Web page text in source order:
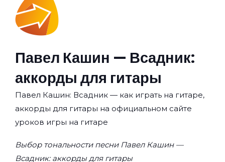
Павел Кашин — Всадник:
аккорды для гитары
Павел Кашин: Всадник — как играть на гитаре,
аккорды для гитары на официальном сайте
уроков игры на гитаре
Выбор тональности песни Павел Кашин —
Всадник: аккорды для гитары